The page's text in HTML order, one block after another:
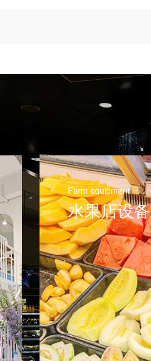
Farm equipment
水果店设备